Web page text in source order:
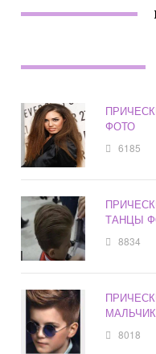
ФОТО
6185
ТАНЦЫ
8834
8018